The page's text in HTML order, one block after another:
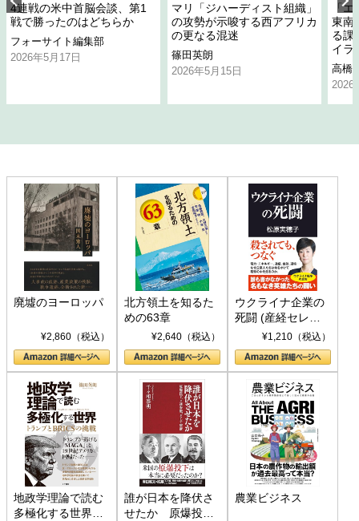
4連戦の米中首脳会談、第1
戦で勝ったのはどちらか
フォーサイト編集部
2026年5月17日
マリ「ジハーディスト組織」
の攻勢が示唆する西アフリカ
の更なる混迷
篠田英朗
2026年5月15日
「
東南
る課
イラ
高橋
2026
廃墟のヨーロッパ
¥2,860（税込）
北方領土を知るた
めの63章
¥2,640（税込）
ウクライナ企業の
死闘 (産経セレク
ト S 039)¥1,210（税込）
地政学理論で読む
多極化する世界：
誰が日本を降伏さ
せたか 原爆投
農業ビジネス